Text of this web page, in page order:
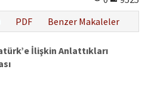
PDF Benzer Makaleler
İlişkin Anlattıkları